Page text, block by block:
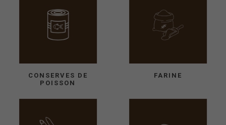
CONSERVES DE
POISSON
FARINE